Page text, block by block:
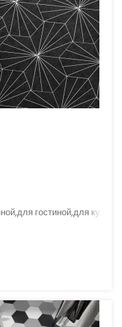
гостиной,для кухни